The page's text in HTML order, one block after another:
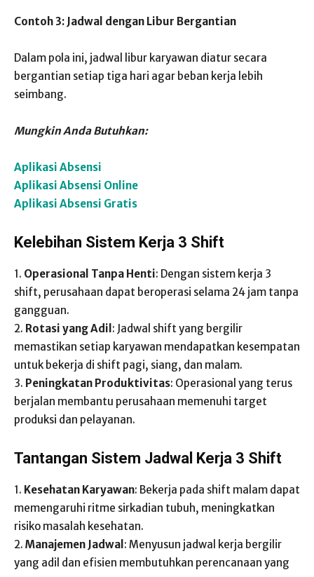
Contoh 3: Jadwal dengan Libur Bergantian
Dalam pola ini, jadwal libur karyawan diatur secara
bergantian setiap tiga hari agar beban kerja lebih
seimbang.
Mungkin Anda Butuhkan:
Aplikasi Absensi
Aplikasi Absensi Online
Aplikasi Absensi Gratis
Kelebihan Sistem Kerja 3 Shift
1. Operasional Tanpa Henti: Dengan sistem kerja 3
shift, perusahaan dapat beroperasi selama 24 jam tanpa
gangguan.
2. Rotasi yang Adil : Jadwal shift yang bergilir
memastikan setiap karyawan mendapatkan kesempatan
untuk bekerja di shift pagi, siang, dan malam.
3. Peningkatan Produktivitas: Operasional yang terus
berjalan membantu perusahaan memenuhi target
produksi dan pelayanan.
Tantangan Sistem Jadwal Kerja 3 Shift
1. Kesehatan Karyawan: Bekerja pada shift malam dapat
memengaruhi ritme sirkadian tubuh, meningkatkan
risiko masalah kesehatan.
2. Manajemen Jadwal : Menyusun jadwal kerja bergilir
yang adil dan efisien membutuhkan perencanaan yang